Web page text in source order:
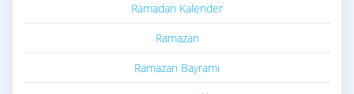
Ramadan Kalender
Ramazan
Ramazan Bayramı